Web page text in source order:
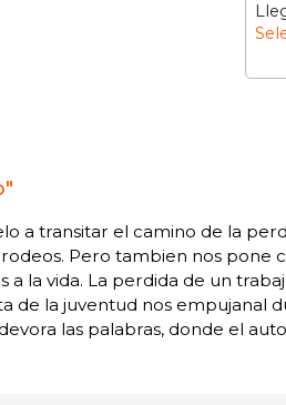
a transitar el camino de la
Pero tambien nos pone
a la vida. La perdida de un
de la juventud nos empujanal
las palabras, donde el